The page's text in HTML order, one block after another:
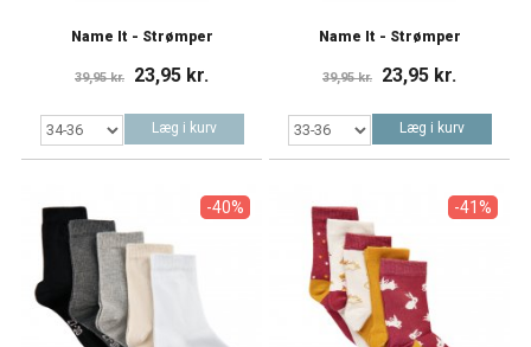
Name It - Strømper
39,95 kr. 23,95 kr.
Læg i kurv
Name It - Strømper
39,95 kr. 23,95 kr.
Læg i kurv
-40% -41%